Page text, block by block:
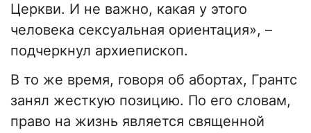
Церкви. И не важно, какая у этого
человека сексуальная ориентация», –
подчеркнул архиепископ.
В то же время, говоря об абортах, Грантс
занял жесткую позицию. По его словам,
право на жизнь является священной